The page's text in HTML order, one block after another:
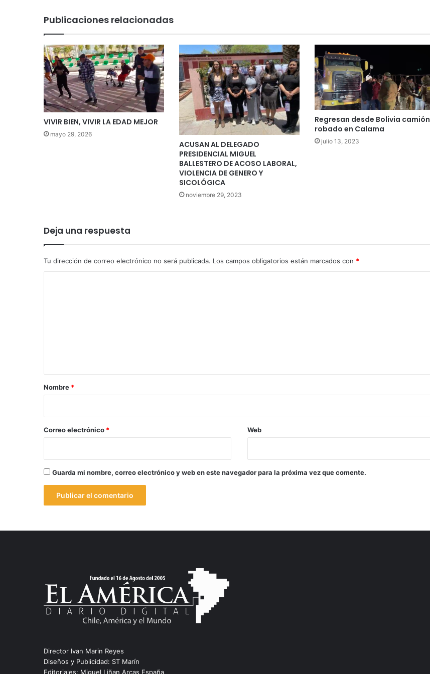
Publicaciones relacionadas
VIVIR BIEN, VIVIR LA EDAD MEJOR
mayo 29, 2026
ACUSAN AL DELEGADO
PRESIDENCIAL MIGUEL
BALLESTERO DE ACOSO LABORAL,
VIOLENCIA DE GENERO Y
SICOLÓGICA
noviembre 29, 2023
Regresan desde Bolivia camión
robado en Calama
julio 13, 2023
Deja una respuesta
Tu dirección de correo electrónico no será publicada. Los campos obligatorios están marcados con *
r
*
Nombre *
Correo electrónico * Web
Guarda mi nombre, correo electrónico y web en este navegador para la próxima vez que comente.
Director Ivan Marin Reyes
Diseños y Publicidad: ST Marín
Editoriales: Miguel Liñan Arcas España